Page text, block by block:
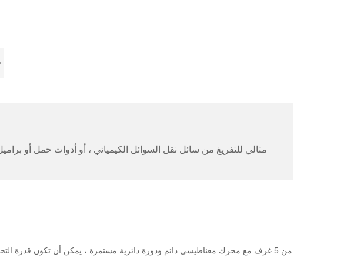
مثالي للتفريغ من سائل نقل السوائل الكيميائي ، أو أدوات حمل أو